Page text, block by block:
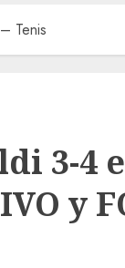
Tenis
3-4
y